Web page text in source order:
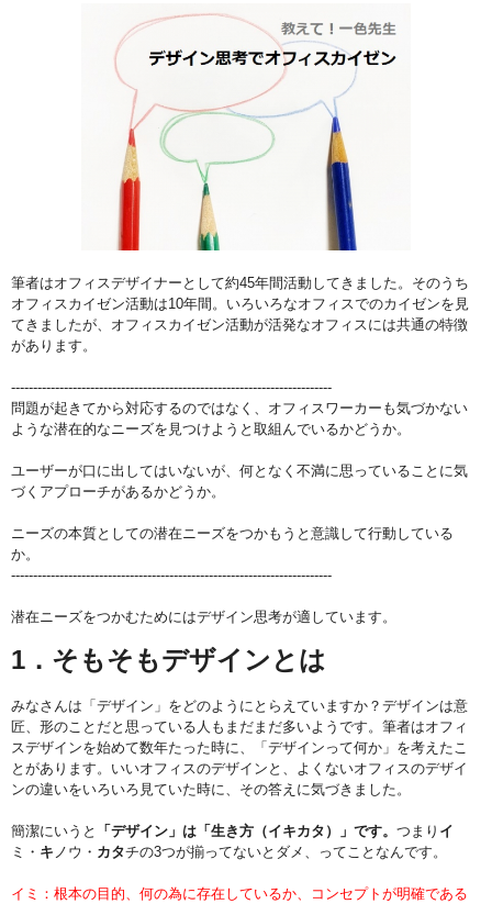
筆者はオフィスデザイナーとして約45年間活動してきました。そのうち
オフィスカイゼン活動は10年間。いろいろなオフィスでのカイゼンを見
てきましたが、オフィスカイゼン活動が活発なオフィスには共通の特徴
があります。
-------------------------------------------------------------------------
問題が起きてから対応するのではなく、オフィスワーカーも気づかない
ような潜在的なニーズを見つけようと取組んでいるかどうか。
ユーザーが口に出してはいないが、何となく不満に思っていることに気
づくアプローチがあるかどうか。
ニーズの本質としての潜在ニーズをつかもうと意識して行動している
か。
-------------------------------------------------------------------------
潜在ニーズをつかむためにはデザイン思考が適しています。
1．そもそもデザインとは
みなさんは「デザイン」をどのようにとらえていますか？デザインは意
匠、形のことだと思っている人もまだまだ多いようです。筆者はオフィ
スデザインを始めて数年たった時に、「デザインって何か」を考えたこ
とがあります。いいオフィスのデザインと、よくないオフィスのデザイ
ンの違いをいろいろ見ていた時に、その答えに気づきました。
簡潔にいうと 「デザイン」は「生き方（イキカタ）」です。 つまり イ
ミ・ キ ノウ・ カタチの3つが揃ってないとダメ、ってことなんです。
イミ：根本の目的、何の為に存在しているか、コンセプトが明確である